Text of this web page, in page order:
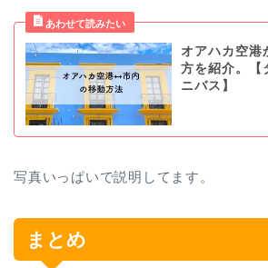
オアハカ空港
方を紹介。【
ニバス】
写真いっぱいで説明してます。
まとめ